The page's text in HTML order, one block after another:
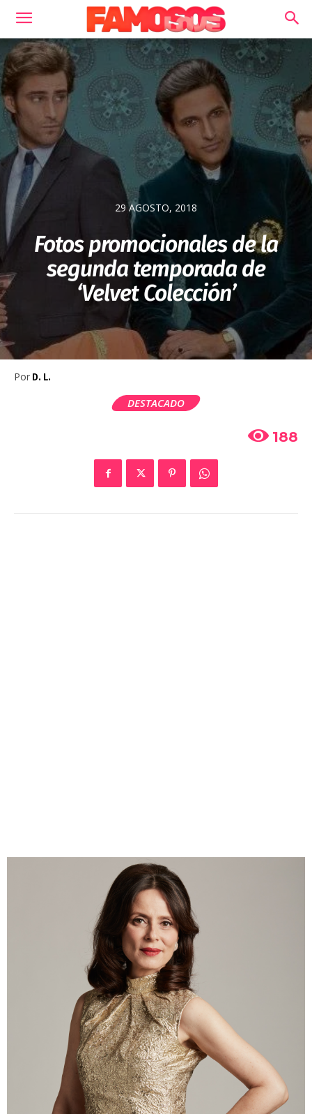
29 AGOSTO, 2018
Fotos promocionales de la
segunda temporada de
‘Velvet Colección’
Por D. L.
DESTACADO
188